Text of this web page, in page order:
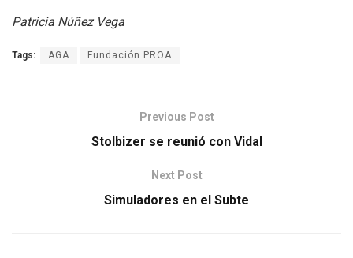
Patricia Núñez Vega
Tags: AGA Fundación PROA
Previous Post
Stolbizer se reunió con Vidal
Next Post
Simuladores en el Subte